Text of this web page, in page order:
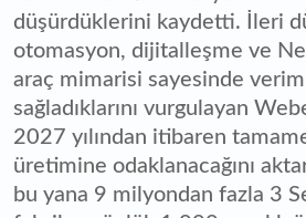
düşürdüklerini kaydetti. İleri
otomasyon, dijitalleşme ve
araç mimarisi sayesinde
sağladıklarını vurgulayan
2027 yılından itibaren
üretimine odaklanacağını
bu yana 9 milyondan fazla 3